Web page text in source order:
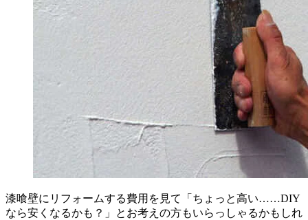
漆喰壁にリフォームする費用を見て「ちょっと高い……DIY
なら安くなるかも？」とお考えの方もいらっしゃるかもしれ